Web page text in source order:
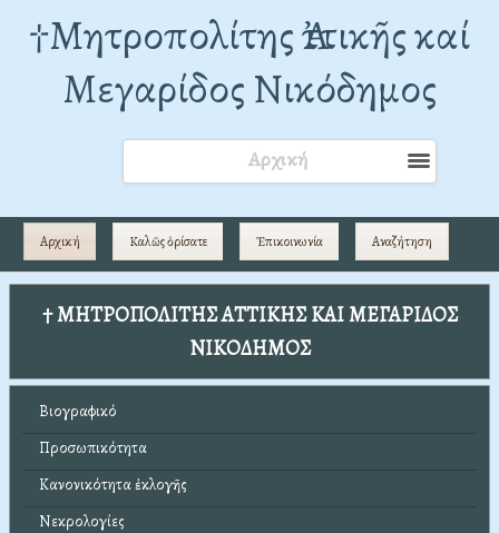
†Mητροπολίτης Ἀττικῆς καί
Μεγαρίδος Νικόδημος
Αρχική
Αρχική Καλῶς ὁρίσατε Ἐπικοινωνία Αναζήτηση
† ΜΗΤΡΟΠΟΛΙΤΗΣ ΑΤΤΙΚΗΣ ΚΑΙ ΜΕΓΑΡΙΔΟΣ
ΝΙΚΟΔΗΜΟΣ
Βιογραφικό
Προσωπικότητα
Κανονικότητα ἐκλογῆς
Νεκρολογίες